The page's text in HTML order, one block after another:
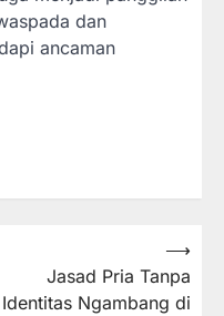
dan
ancaman
Jasad Pria Tanpa
Identitas Ngambang di
⟶